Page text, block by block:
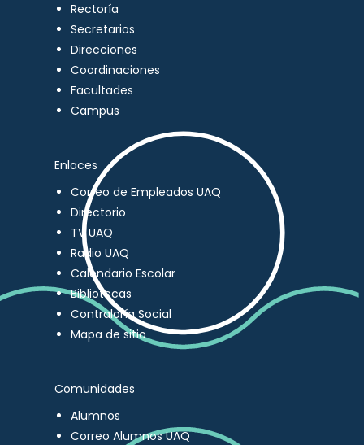
Rectoría
Secretarios
Direcciones
Coordinaciones
Facultades
Campus
Enlaces
Correo de Empleados UAQ
Directorio
TV UAQ
Radio UAQ
Calendario Escolar
Bibliotecas
Contraloría Social
Mapa de sitio
Comunidades
Alumnos
Correo Alumnos UAQ